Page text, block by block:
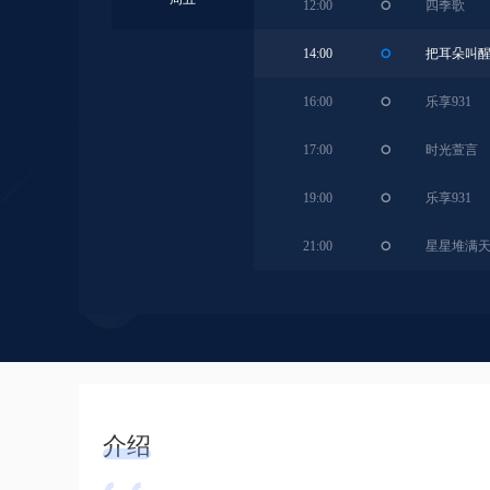
12:00 四季歌
14:00 把耳朵叫醒
16:00 乐享931
17:00 时光萱言
19:00 乐享931
21:00 星星堆满天
介绍